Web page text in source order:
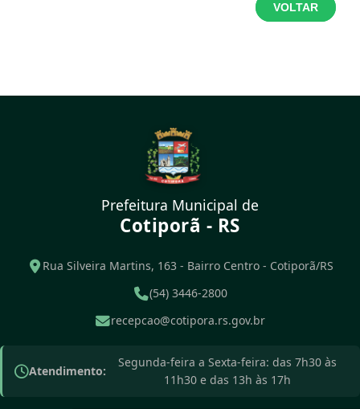
VOLTAR
Prefeitura Municipal de
Cotiporã - RS
Rua Silveira Martins, 163 - Bairro Centro - Cotiporã/RS
(54) 3446-2800
recepcao@cotipora.rs.gov.br
Atendimento:
Segunda-feira a Sexta-feira: das 7h30 às
11h30 e das 13h às 17h